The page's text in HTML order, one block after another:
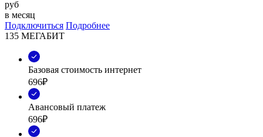
руб
в месяц
Подключиться Подробнее
135 МЕГАБИТ
Базовая стоимость интернет
696₽
Авансовый платеж
696₽